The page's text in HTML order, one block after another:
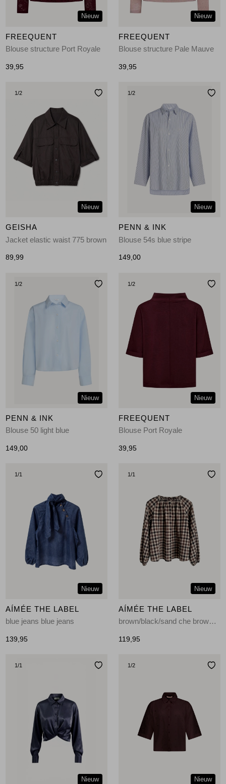
Nieuw
FREEQUENT
Blouse structure Port Royale
39,95
Nieuw
FREEQUENT
Blouse structure Pale Mauve
39,95
1/2
Nieuw
GEISHA
Jacket elastic waist 775 brown
89,99
1/2
Nieuw
PENN & INK
Blouse 54s blue stripe
149,00
1/2
Nieuw
PENN & INK
Blouse 50 light blue
149,00
1/2
Nieuw
FREEQUENT
Blouse Port Royale
39,95
1/1
Nieuw
AÍMÉE THE LABEL
blue jeans blue jeans
139,95
1/1
Nieuw
AÍMÉE THE LABEL
brown/black/sand che brown/black/sand check
119,95
1/1
Nieuw
1/2
Nieuw